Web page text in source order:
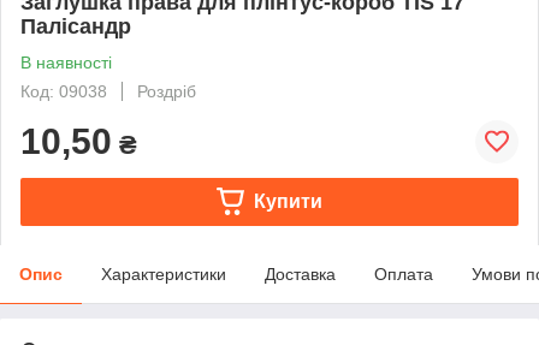
Палісандр
В наявності
Код: 09038
Роздріб
10,50 ₴
Купити
Опис Характеристики Доставка Оплата Умови